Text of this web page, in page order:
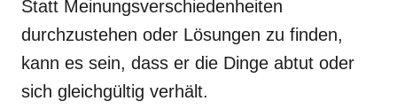
Statt Meinungsverschiedenheiten
durchzustehen oder Lösungen zu finden,
kann es sein, dass er die Dinge abtut oder
sich gleichgültig verhält.